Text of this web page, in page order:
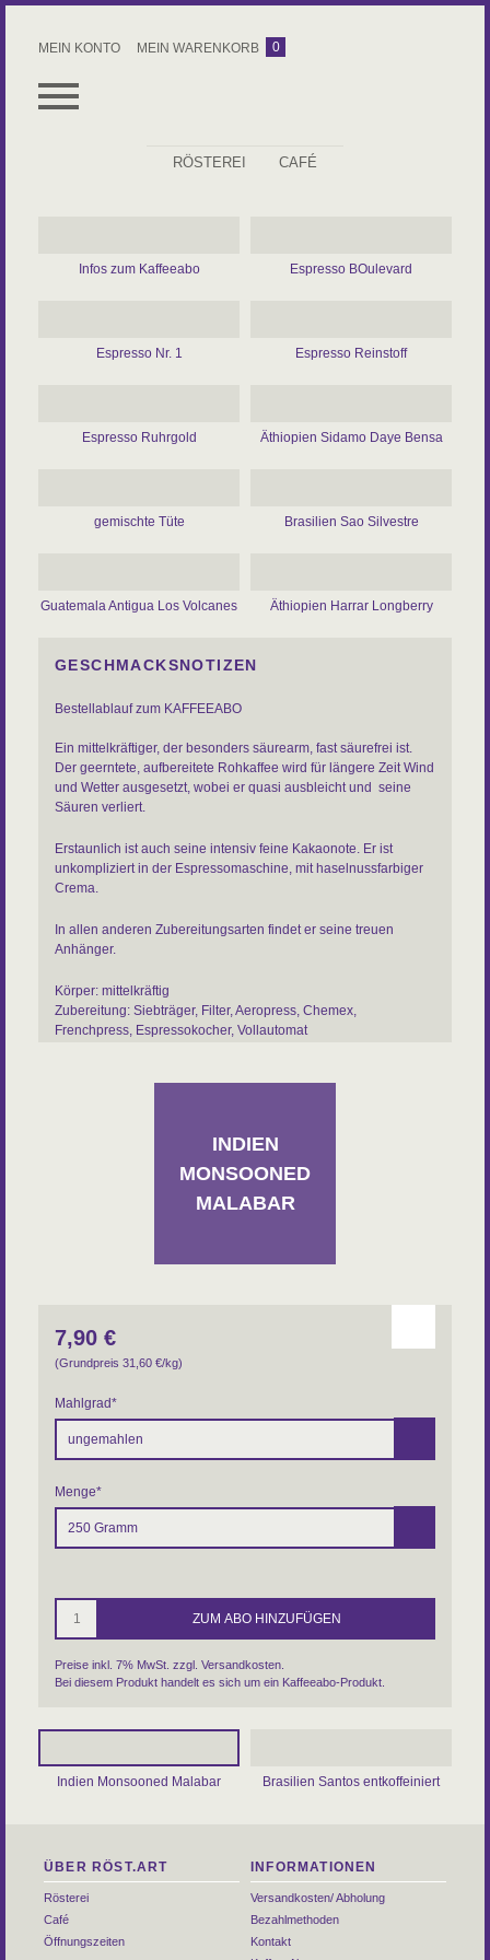
MEIN KONTO MEIN WARENKORB 0
KAFFEE
ZUBEHÖR
RÖSTEREI CAFÉ
Infos zum Kaffeeabo Espresso BOulevard
Espresso Nr. 1 Espresso Reinstoff
Espresso Ruhrgold Äthiopien Sidamo Daye Bensa
gemischte Tüte Brasilien Sao Silvestre
Guatemala Antigua Los Volcanes Äthiopien Harrar Longberry
GESCHMACKSNOTIZEN
Bestellablauf zum KAFFEEABO
Ein mittelkräftiger, der besonders säurearm, fast säurefrei ist.
Der geerntete, aufbereitete Rohkaffee wird für längere Zeit Wind
und Wetter ausgesetzt, wobei er quasi ausbleicht und seine
Säuren verliert.
Erstaunlich ist auch seine intensiv feine Kakaonote. Er ist
unkompliziert in der Espressomaschine, mit haselnussfarbiger
Crema.
In allen anderen Zubereitungsarten findet er seine treuen
Anhänger.
Körper: mittelkräftig
Zubereitung: Siebträger, Filter, Aeropress, Chemex,
Frenchpress, Espressokocher, Vollautomat
INDIEN
MONSOONED
MALABAR
7,90 €
(Grundpreis 31,60 €/kg)
Mahlgrad*
Menge*
Preise inkl. 7% MwSt. zzgl. Versandkosten
Bei diesem Produkt handelt es sich um ein Kaffeeabo-Produkt.
Indien Monsooned Malabar Brasilien Santos entkoffeiniert
ÜBER RÖST.ART
Rösterei
Café
Öffnungszeiten
INFORMATIONEN
Versandkosten/ Abholung
Bezahlmethoden
Kontakt